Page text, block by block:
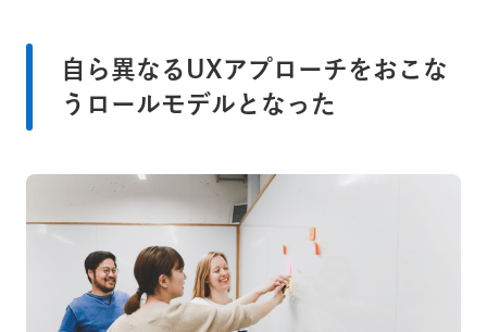
自ら異なるUXアプローチをおこな
うロールモデルとなった